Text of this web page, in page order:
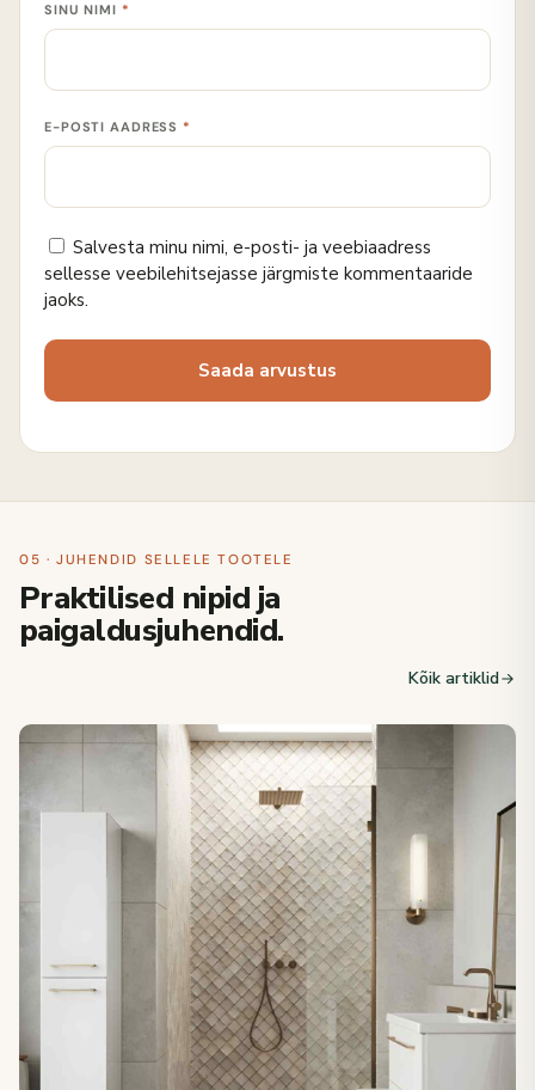
SINU NIMI *
E-POSTI AADRESS *
Salvesta minu nimi, e-posti- ja veebiaadress
sellesse veebilehitsejasse järgmiste kommentaaride
jaoks.
05 · JUHENDID SELLELE TOOTELE
Praktilised nipid ja
paigaldusjuhendid.
Kõik artiklid